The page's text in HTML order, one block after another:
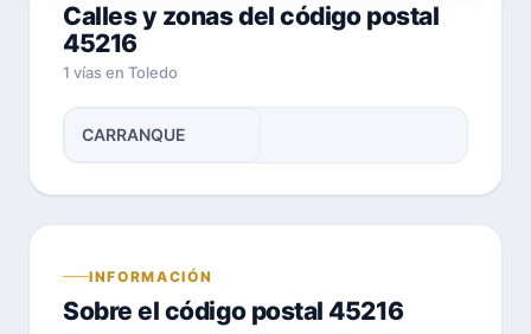
Calles y zonas del código postal
45216
1 vías en Toledo
CARRANQUE
INFORMACIÓN
Sobre el código postal 45216